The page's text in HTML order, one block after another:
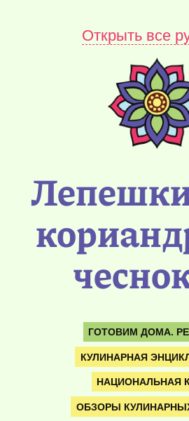
Открыть все
ГОТОВИМ ДОМА.
КУЛИНАРНАЯ
НАЦИОНАЛЬНАЯ
ОБЗОРЫ